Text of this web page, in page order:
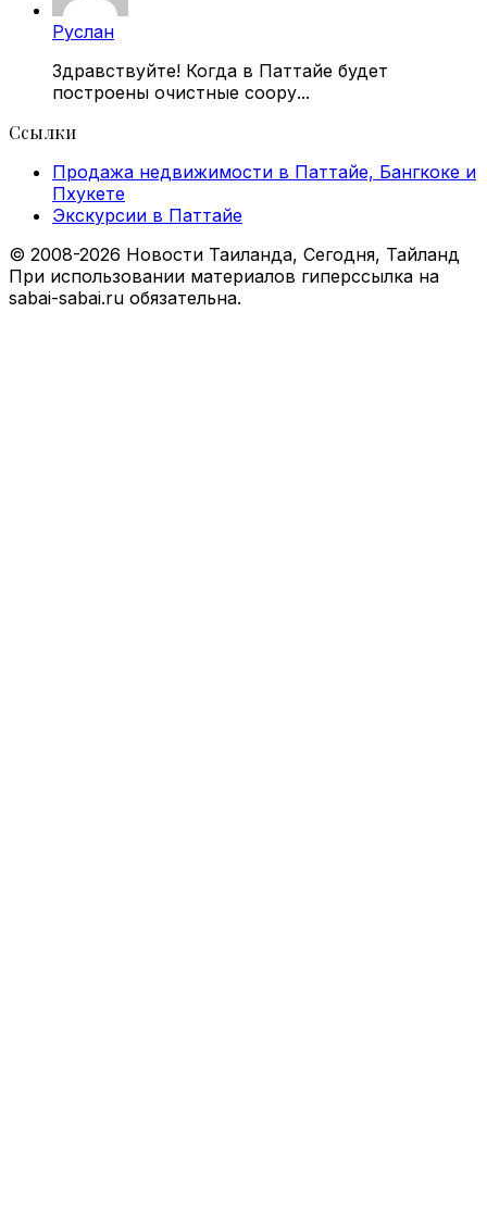
Руслан
Здравствуйте! Когда в Паттайе будет
построены очистные соору...
Ссылки
Продажа недвижимости в Паттайе, Бангкоке и
Пхукете
Экскурсии в Паттайе
© 2008-2026 Новости Таиланда, Сегодня, Тайланд
При использовании материалов гиперссылка на
sabai-sabai.ru обязательна.